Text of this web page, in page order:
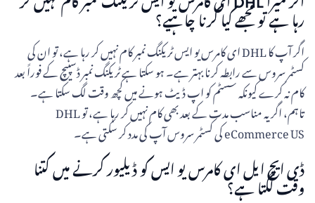
رہا ہے تو مجھے کیا کرنا چاہیے؟
اگر آپ کا DHL ای کامرس یو ایس ٹریکنگ نمبر کام نہیں کر رہا ہے، تو ان کی
کسٹمر سروس سے رابطہ کرنا بہتر ہے۔ ہو سکتا ہے ٹریکنگ نمبر ڈسپیچ کے فوراً بعد
کام نہ کرے کیونکہ سسٹم کو اپ ڈیٹ ہونے میں کچھ وقت لگ سکتا ہے۔
تاہم، اگر یہ مناسب مدت کے بعد بھی کام نہیں کر رہا ہے، تو DHL
eCommerce US کی کسٹمر سروس آپ کی مدد کر سکتی ہے۔
ڈی ایچ ایل ای کامرس یو ایس کو ڈیلیور کرنے میں کتنا
وقت لگتا ہے؟